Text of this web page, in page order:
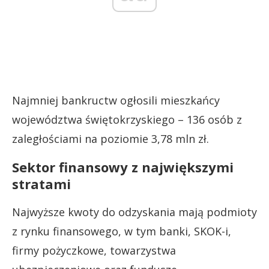
Najmniej bankructw ogłosili mieszkańcy
województwa świętokrzyskiego – 136 osób z
zaległościami na poziomie 3,78 mln zł.
Sektor finansowy z największymi
stratami
Najwyższe kwoty do odzyskania mają podmioty
z rynku finansowego, w tym banki, SKOK-i,
firmy pożyczkowe, towarzystwa